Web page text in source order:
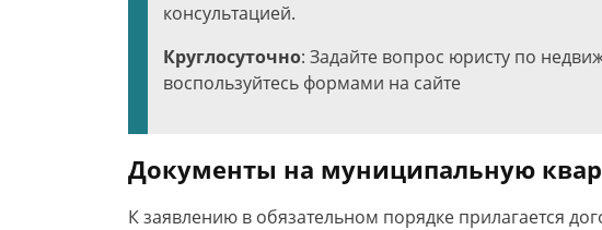
консультацией.
Круглосуточно: Задайте вопрос юристу по
воспользуйтесь формами на сайте
Документы на муниципальную
К заявлению в обязательном порядке прилагается